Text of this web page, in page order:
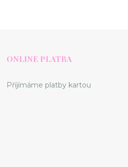
ONLINE PLATBA
Příjímáme platby kartou